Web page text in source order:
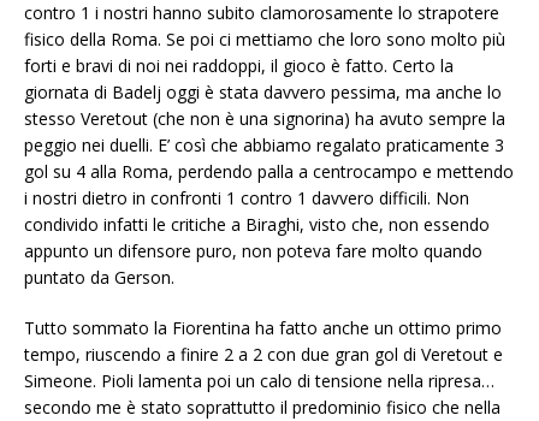
contro 1 i nostri hanno subito clamorosamente lo strapotere
fisico della Roma. Se poi ci mettiamo che loro sono molto più
forti e bravi di noi nei raddoppi, il gioco è fatto. Certo la
giornata di Badelj oggi è stata davvero pessima, ma anche lo
stesso Veretout (che non è una signorina) ha avuto sempre la
peggio nei duelli. E’ così che abbiamo regalato praticamente 3
gol su 4 alla Roma, perdendo palla a centrocampo e mettendo
i nostri dietro in confronti 1 contro 1 davvero difficili. Non
condivido infatti le critiche a Biraghi, visto che, non essendo
appunto un difensore puro, non poteva fare molto quando
puntato da Gerson.
Tutto sommato la Fiorentina ha fatto anche un ottimo primo
tempo, riuscendo a finire 2 a 2 con due gran gol di Veretout e
Simeone. Pioli lamenta poi un calo di tensione nella ripresa…
secondo me è stato soprattutto il predominio fisico che nella